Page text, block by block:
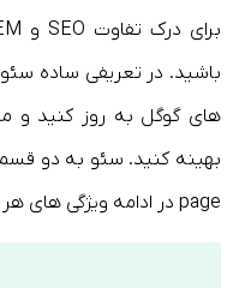
باشید. در تعریفی ساده سئو
های گوگل به روز کنید و
page در ادامه ویژگی های هر کدام را بیان خواهیم کرد.